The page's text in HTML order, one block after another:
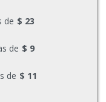
de $ 23
de $ 9
de $ 11